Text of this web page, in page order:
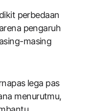
perbedaan
pengaruh
masing
lega pas
menurutmu,